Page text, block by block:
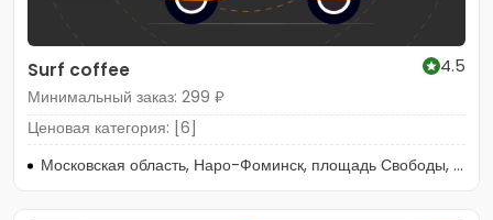
Surf coffee
4.5
Минимальный заказ: 299 ₽
Ценовая категория: [6]
Московская область, Наро-Фоминск, площадь Свободы, 2к1